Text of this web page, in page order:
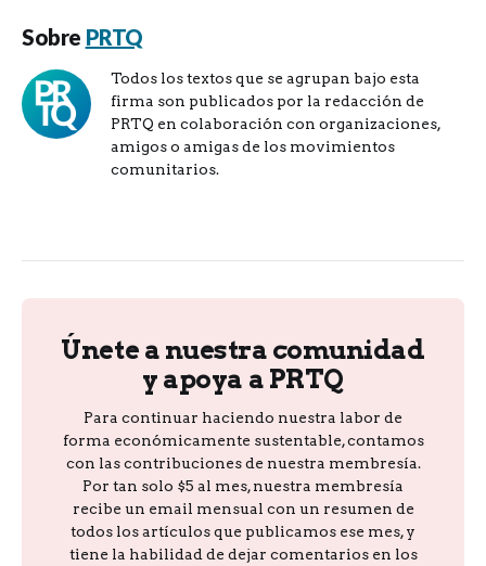
Sobre PRTQ
Todos los textos que se agrupan bajo esta
firma son publicados por la redacción de
PRTQ en colaboración con organizaciones,
amigos o amigas de los movimientos
comunitarios.
Únete a nuestra comunidad
y apoya a PRTQ
Para continuar haciendo nuestra labor de
forma económicamente sustentable, contamos
con las contribuciones de nuestra membresía.
Por tan solo $5 al mes, nuestra membresía
recibe un email mensual con un resumen de
todos los artículos que publicamos ese mes, y
tiene la habilidad de dejar comentarios en los